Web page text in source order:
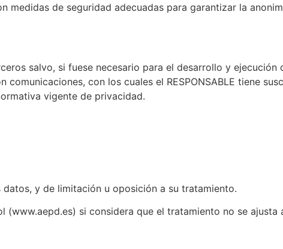
medidas de seguridad adecuadas para garantizar la
salvo, si fuese necesario para el desarrollo y ejecución
con los cuales el RESPONSABLE tiene
vigente de privacidad.
y de limitación u oposición a su tratamiento.
si considera que el tratamiento no se ajusta